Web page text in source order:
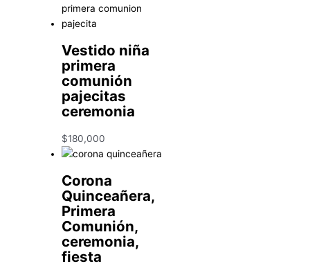
Vestido niña
primera
comunión
pajecitas
ceremonia
$180,000
Corona
Quinceañera,
Primera
Comunión,
ceremonia,
fiesta